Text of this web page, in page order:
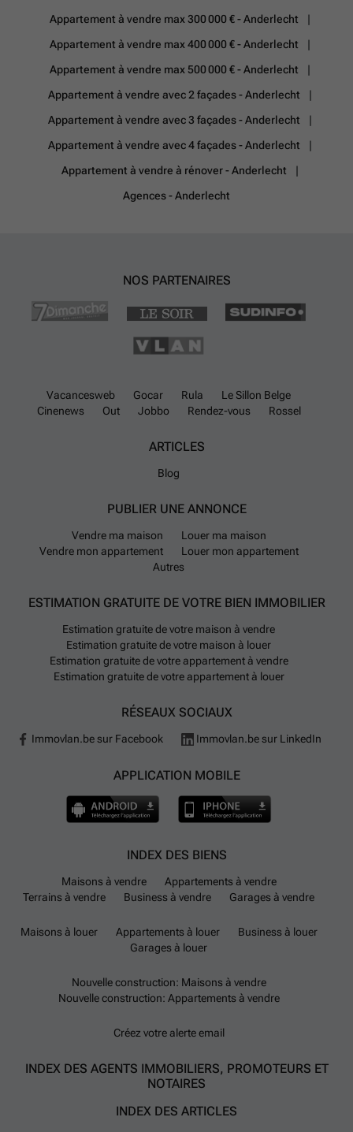
Appartement à vendre max 300 000 € - Anderlecht
Appartement à vendre max 400 000 € - Anderlecht
Appartement à vendre max 500 000 € - Anderlecht
Appartement à vendre avec 2 façades - Anderlecht
Appartement à vendre avec 3 façades - Anderlecht
Appartement à vendre avec 4 façades - Anderlecht
Appartement à vendre à rénover - Anderlecht
Agences - Anderlecht
NOS PARTENAIRES
Vacancesweb Gocar Rula
Le Sillon Belge
Cinenews
Out Jobbo Rendez-vous Rossel
ARTICLES
Blog
PUBLIER UNE ANNONCE
Vendre ma maison
Louer ma maison
Vendre mon appartement
Louer mon appartement
Autres
ESTIMATION GRATUITE DE VOTRE BIEN IMMOBILIER
Estimation gratuite de votre maison à vendre
Estimation gratuite de votre maison à louer
Estimation gratuite de votre appartement à vendre
Estimation gratuite de votre appartement à louer
RÉSEAUX SOCIAUX
Immovlan.be sur Facebook Immovlan.be sur LinkedIn
APPLICATION MOBILE
INDEX DES BIENS
Maisons à vendre
Appartements à vendre
Terrains à vendre
Business à vendre Garages à vendre
Maisons à louer Appartements à louer
Business à louer
Garages à louer
Nouvelle construction: Maisons à vendre
Nouvelle construction: Appartements à vendre
Créez votre alerte email
INDEX DES AGENTS IMMOBILIERS, PROMOTEURS ET
NOTAIRES
INDEX DES ARTICLES